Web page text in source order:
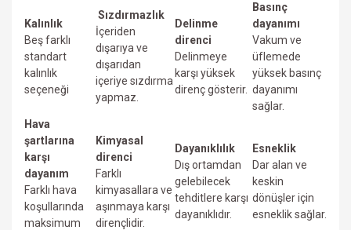
Kalınlık
Beş farklı
standart
kalınlık
seçeneği
Sızdırmazlık
İçeriden
dışarıya ve
dışarıdan
içeriye sızdırma
yapmaz.
Delinme
direnci
Delinmeye
karşı yüksek
direnç gösterir.
Basınç
dayanımı
Vakum ve
üfIemede
yüksek basınç
dayanımı
sağlar.
Hava
şartlarına
karşı
dayanım
Farklı hava
koşullarında
maksimum
Kimyasal
direnci
Farklı
kimyasallara ve
aşınmaya karşı
dirençlidir.
Dayanıklılık
Dış ortamdan
gelebilecek
tehditlere karşı
dayanıklıdır.
Esneklik
Dar alan ve
keskin
dönüşler için
esneklik sağlar.